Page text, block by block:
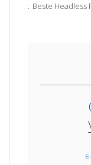
: Beste Headless